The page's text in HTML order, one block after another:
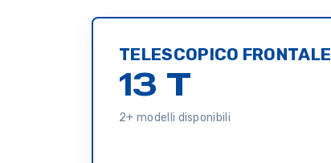
TELESCOPICO FRONTALE
13 T
2+ modelli disponibili